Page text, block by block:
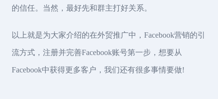
的信任。当然，最好先和群主打好关系。
以上就是为大家介绍的在外贸推广中，Facebook营销的引
流方式，注册并完善Facebook账号第一步，想要从
Facebook中获得更多客户，我们还有很多事情要做!